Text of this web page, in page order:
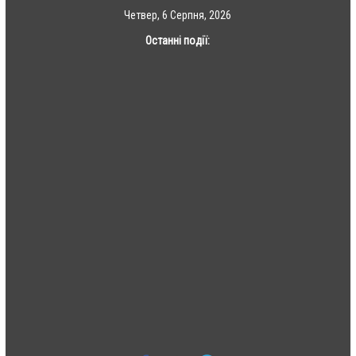
Четвер, 6 Серпня, 2026
Останні події: